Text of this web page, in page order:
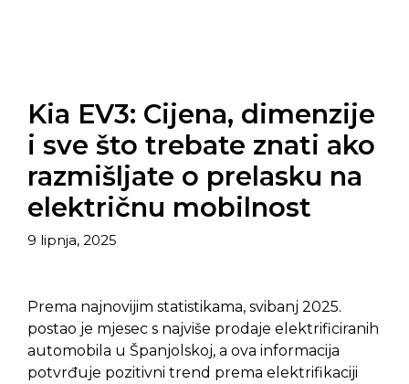
Kia EV3: Cijena, dimenzije
i sve što trebate znati ako
razmišljate o prelasku na
električnu mobilnost
9 lipnja, 2025
Prema najnovijim statistikama, svibanj 2025.
postao je mjesec s najviše prodaje elektrificiranih
automobila u Španjolskoj, a ova informacija
potvrđuje pozitivni trend prema elektrifikaciji